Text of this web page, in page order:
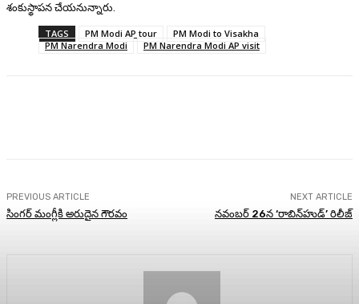
శంకుస్థాపన చేయనున్నారు.
TAGS PM Modi AP tour
PM Modi to Visakha
PM Narendra Modi
PM Narendra Modi AP visit
PREVIOUS ARTICLE
సింగర్ మంగ్లీకి అరుదైన గౌరవం
NEXT ARTICLE
నవంబర్ 26న ‘రాబిన్‌హుడ్’ రిలీజ్